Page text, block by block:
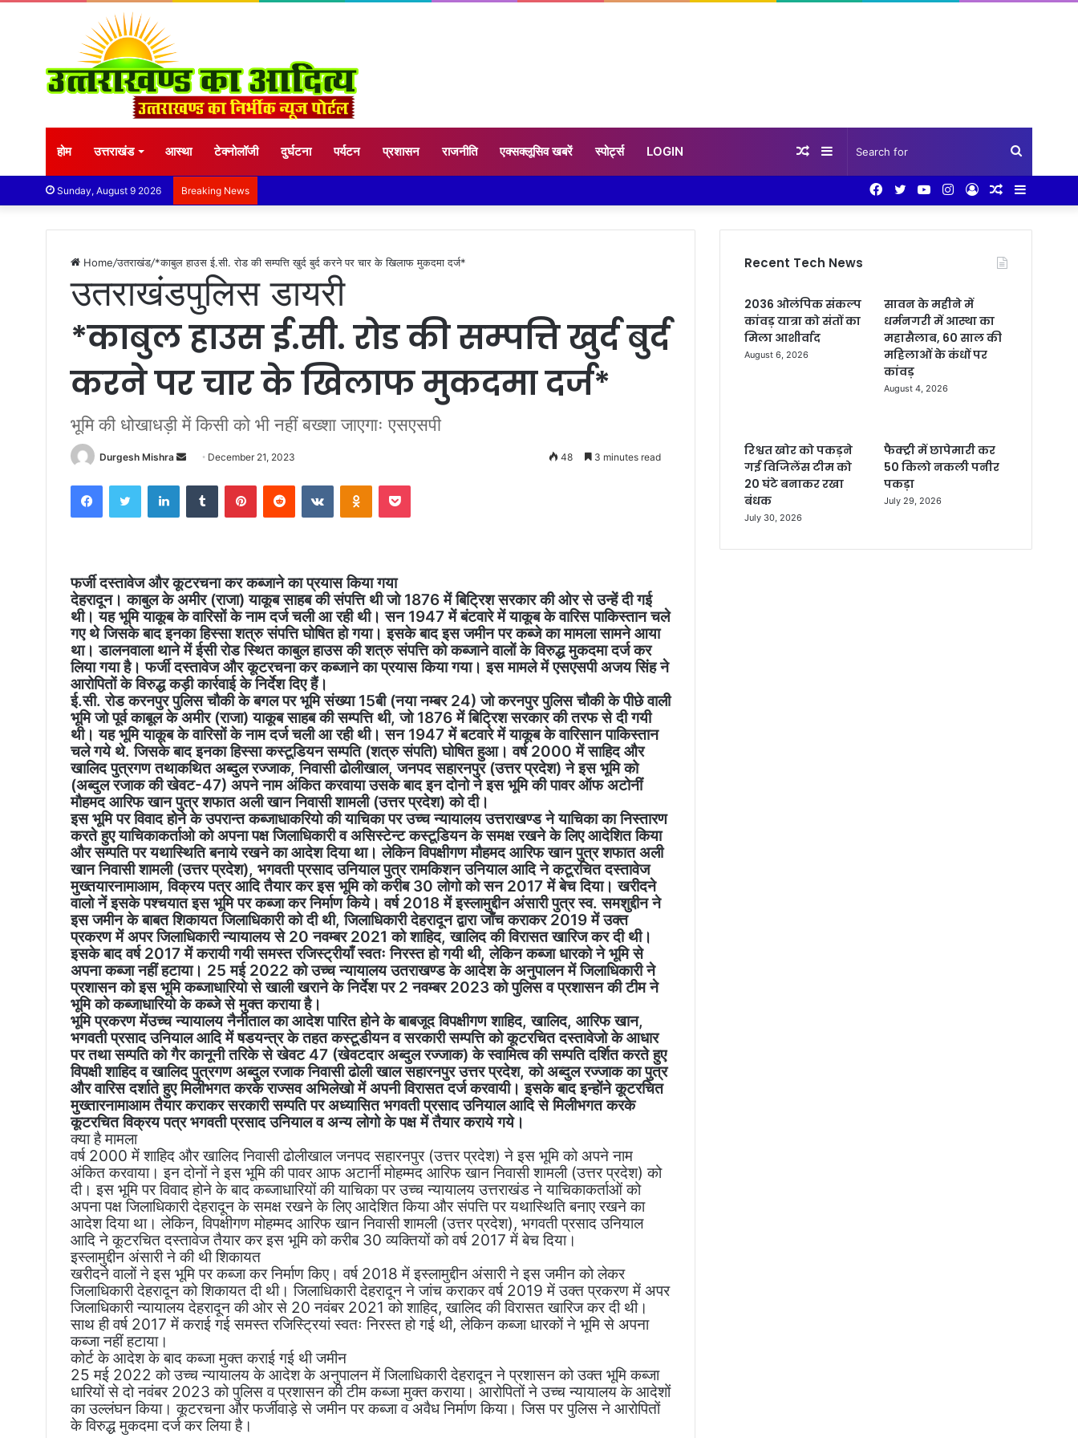
होम उत्तराखंड आस्था टेक्नोलॉजी दुर्घटना पर्यटन प्रशासन राजनीति एक्सक्लूसिव खबरें स्पोर्ट्स LOGIN Search
for
Sidebar
Random
Sunday, August 9 2026 Breaking News Sidebar
Random
Log
Instagram
YouTube
Twitter
Facebook
Home/उतराखंड/*काबुल हाउस ई.सी. रोड की सम्पत्ति खुर्द बुर्द करने पर चार के खिलाफ मुकदमा दर्ज*
उतराखंडपुलिस डायरी
*काबुल हाउस ई.सी. रोड की सम्पत्ति खुर्द बुर्द
करने पर चार के खिलाफ मुकदमा दर्ज*
भूमि की धोखाधड़ी में किसी को भी नहीं बख्शा जाएगाः एसएसपी
Durgesh Mishra
Send
email
December 21, 2023 48 3 minutes read
FacebookTwitter LinkedInTumblr PinterestReddit VKontakteOdnoklassniki
Pocket
फर्जी दस्तावेज और कूटरचना कर कब्जाने का प्रयास किया गया
देहरादून। काबुल के अमीर (राजा) याकूब साहब की संपत्ति थी जो 1876 में बिट्रिश सरकार की ओर से उन्हें दी गई
थी। यह भूमि याकूब के वारिसों के नाम दर्ज चली आ रही थी। सन 1947 में बंटवारे में याकूब के वारिस पाकिस्तान चले
गए थे जिसके बाद इनका हिस्सा शत्रु संपत्ति घोषित हो गया। इसके बाद इस जमीन पर कब्जे का मामला सामने आया
था। डालनवाला थाने में ईसी रोड स्थित काबुल हाउस की शत्रु संपत्ति को कब्जाने वालों के विरुद्ध मुकदमा दर्ज कर
लिया गया है। फर्जी दस्तावेज और कूटरचना कर कब्जाने का प्रयास किया गया। इस मामले में एसएसपी अजय सिंह ने
आरोपितों के विरुद्ध कड़ी कार्रवाई के निर्देश दिए हैं।
ई.सी. रोड करनपुर पुलिस चौकी के बगल पर भूमि संख्या 15बी (नया नम्बर 24) जो करनपुर पुलिस चौकी के पीछे वाली
भूमि जो पूर्व काबूल के अमीर (राजा) याकूब साहब की सम्पत्ति थी, जो 1876 में बिट्रिश सरकार की तरफ से दी गयी
थी। यह भूमि याकूब के वारिसों के नाम दर्ज चली आ रही थी। सन 1947 में बटवारे में याकूब के वारिसान पाकिस्तान
चले गये थे. जिसके बाद इनका हिस्सा कस्टूडियन सम्पति (शत्रु संपति) घोषित हुआ। वर्ष 2000 में साहिद और
खालिद पुत्रगण तथाकथित अब्दुल रज्जाक, निवासी ढोलीखाल, जनपद सहारनपुर (उत्तर प्रदेश) ने इस भूमि को
(अब्दुल रजाक की खेवट-47) अपने नाम अंकित करवाया उसके बाद इन दोनो ने इस भूमि की पावर ऑफ अटोनीं
मौहमद आरिफ खान पुत्र शफात अली खान निवासी शामली (उत्तर प्रदेश) को दी।
इस भूमि पर विवाद होने के उपरान्त कब्जाधाकरियो की याचिका पर उच्च न्यायालय उत्तराखण्ड ने याचिका का निस्तारण
करते हुए याचिकाकर्ताओ को अपना पक्ष जिलाधिकारी व असिस्टेन्ट कस्टूडियन के समक्ष रखने के लिए आदेशित किया
और सम्पति पर यथास्थिति बनाये रखने का आदेश दिया था। लेकिन विपक्षीगण मौहमद आरिफ खान पुत्र शफात अली
खान निवासी शामली (उत्तर प्रदेश), भगवती प्रसाद उनियाल पुत्र रामकिशन उनियाल आदि ने कटूरचित दस्तावेज
मुख्तयारनामाआम, विक्रय पत्र आदि तैयार कर इस भूमि को करीब 30 लोगो को सन 2017 में बेच दिया। खरीदने
वालो नें इसके पश्चयात इस भूमि पर कब्जा कर निर्माण किये। वर्ष 2018 में इस्लामुद्दीन अंसारी पुत्र स्व. समशुद्दीन ने
इस जमीन के बाबत शिकायत जिलाधिकारी को दी थी, जिलाधिकारी देहरादून द्वारा जाँच कराकर 2019 में उक्त
प्रकरण में अपर जिलाधिकारी न्यायालय से 20 नवम्बर 2021 को शाहिद, खालिद की विरासत खारिज कर दी थी।
इसके बाद वर्ष 2017 में करायी गयी समस्त रजिस्ट्रीयाँ स्वतः निरस्त हो गयी थी, लेकिन कब्जा धारको ने भूमि से
अपना कब्जा नहीं हटाया। 25 मई 2022 को उच्च न्यायालय उतराखण्ड के आदेश के अनुपालन में जिलाधिकारी ने
प्रशासन को इस भूमि कब्जाधारियो से खाली खराने के निर्देश पर 2 नवम्बर 2023 को पुलिस व प्रशासन की टीम ने
भूमि को कब्जाधारियो के कब्जे से मुक्त कराया है।
भूमि प्रकरण मेंउच्च न्यायालय नैनीताल का आदेश पारित होने के बाबजूद विपक्षीगण शाहिद, खालिद, आरिफ खान,
भगवती प्रसाद उनियाल आदि में षडयन्त्र के तहत कस्टूडीयन व सरकारी सम्पत्ति को कूटरचित दस्तावेजो के आधार
पर तथा सम्पति को गैर कानूनी तरिके से खेवट 47 (खेवटदार अब्दुल रज्जाक) के स्वामित्व की सम्पति दर्शित करते हुए
विपक्षी शाहिद व खालिद पुत्रगण अब्दुल रजाक निवासी ढोली खाल सहारनपुर उत्तर प्रदेश, को अब्दुल रज्जाक का पुत्र
और वारिस दर्शाते हुए मिलीभगत करके राज्सव अभिलेखो में अपनी विरासत दर्ज करवायी। इसके बाद इन्होंने कूटरचित
मुख्तारनामाआम तैयार कराकर सरकारी सम्पति पर अध्यासित भगवती प्रसाद उनियाल आदि से मिलीभगत करके
कूटरचित विक्रय पत्र भगवती प्रसाद उनियाल व अन्य लोगो के पक्ष में तैयार कराये गये।
क्या है मामला
वर्ष 2000 में शाहिद और खालिद निवासी ढोलीखाल जनपद सहारनपुर (उत्तर प्रदेश) ने इस भूमि को अपने नाम
अंकित करवाया। इन दोनों ने इस भूमि की पावर आफ अटार्नी मोहम्मद आरिफ खान निवासी शामली (उत्तर प्रदेश) को
दी। इस भूमि पर विवाद होने के बाद कब्जाधारियों की याचिका पर उच्च न्यायालय उत्तराखंड ने याचिकाकर्ताओं को
अपना पक्ष जिलाधिकारी देहरादून के समक्ष रखने के लिए आदेशित किया और संपत्ति पर यथास्थिति बनाए रखने का
आदेश दिया था। लेकिन, विपक्षीगण मोहम्मद आरिफ खान निवासी शामली (उत्तर प्रदेश), भगवती प्रसाद उनियाल
आदि ने कूटरचित दस्तावेज तैयार कर इस भूमि को करीब 30 व्यक्तियों को वर्ष 2017 में बेच दिया।
इस्लामुद्दीन अंसारी ने की थी शिकायत
खरीदने वालों ने इस भूमि पर कब्जा कर निर्माण किए। वर्ष 2018 में इस्लामुद्दीन अंसारी ने इस जमीन को लेकर
जिलाधिकारी देहरादून को शिकायत दी थी। जिलाधिकारी देहरादून ने जांच कराकर वर्ष 2019 में उक्त प्रकरण में अपर
जिलाधिकारी न्यायालय देहरादून की ओर से 20 नवंबर 2021 को शाहिद, खालिद की विरासत खारिज कर दी थी।
साथ ही वर्ष 2017 में कराई गई समस्त रजिस्ट्रियां स्वतः निरस्त हो गई थी, लेकिन कब्जा धारकों ने भूमि से अपना
कब्जा नहीं हटाया।
कोर्ट के आदेश के बाद कब्जा मुक्त कराई गई थी जमीन
25 मई 2022 को उच्च न्यायालय के आदेश के अनुपालन में जिलाधिकारी देहरादून ने प्रशासन को उक्त भूमि कब्जा
धारियों से दो नवंबर 2023 को पुलिस व प्रशासन की टीम कब्जा मुक्त कराया। आरोपितों ने उच्च न्यायालय के आदेशों
का उल्लंघन किया। कूटरचना और फर्जीवाड़े से जमीन पर कब्जा व अवैध निर्माण किया। जिस पर पुलिस ने आरोपितों
के विरुद्ध मुकदमा दर्ज कर लिया है।
Recent Tech News
2036 ओलंपिक संकल्प
कांवड़ यात्रा को संतों का
मिला आशीर्वाद
August 6, 2026
सावन के महीने में
धर्मनगरी में आस्था का
महासैलाब, 60 साल की
महिलाओं के कंधों पर
कांवड़
August 4, 2026
रिश्वत खोर को पकड़ने
गई विजिलेंस टीम को
20 घंटे बनाकर रखा
बंधक
July 30, 2026
फैक्ट्री में छापेमारी कर
50 किलो नकली पनीर
पकड़ा
July 29, 2026